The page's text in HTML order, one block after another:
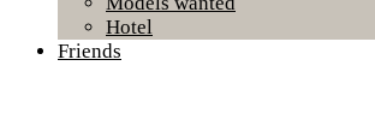
Hotel
Friends